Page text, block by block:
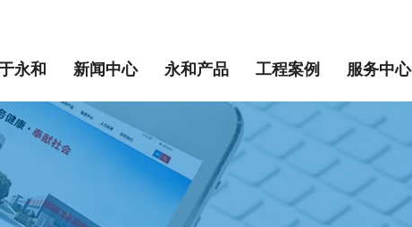
永和 新闻中心 永和产品 工程案例 服务中心